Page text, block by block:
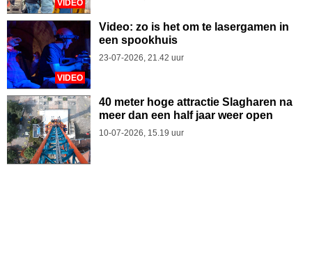
VIDEO
VIDEO
Video: zo is het om te lasergamen in
een spookhuis
23-07-2026, 21.42 uur
40 meter hoge attractie Slagharen na
meer dan een half jaar weer open
10-07-2026, 15.19 uur